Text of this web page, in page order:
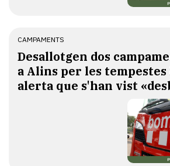
CAMPAMENTS
​Desallotgen dos
a Alins per les
alerta que s'han vist